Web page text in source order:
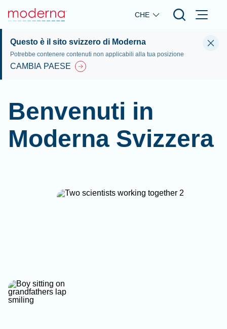
Skip to main content
CHE
Questo è il sito svizzero di Moderna
Potrebbe contenere contenuti non applicabili alla tua posizione
CAMBIA PAESE
Benvenuti in
Moderna Svizzera